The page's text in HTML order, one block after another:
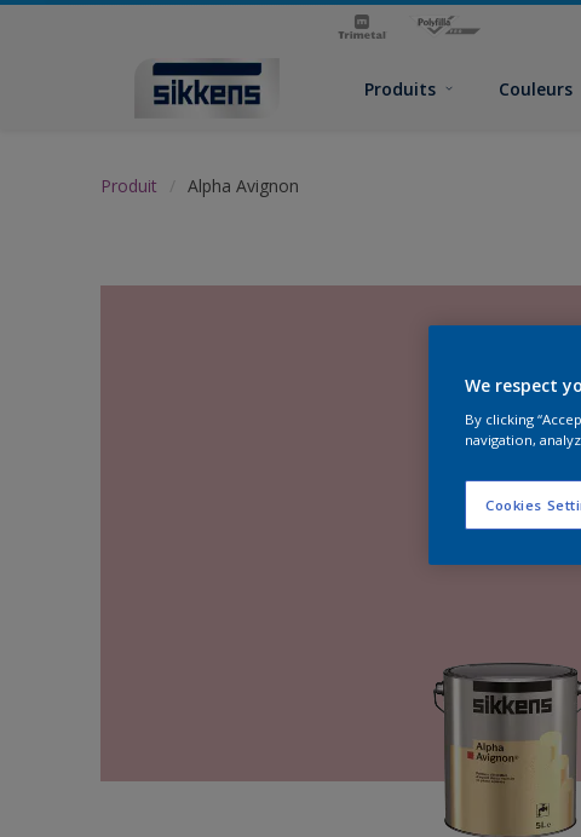
Produits Couleurs
Produit Alpha Avignon
We respect
By clicking
navigation,
Cookies